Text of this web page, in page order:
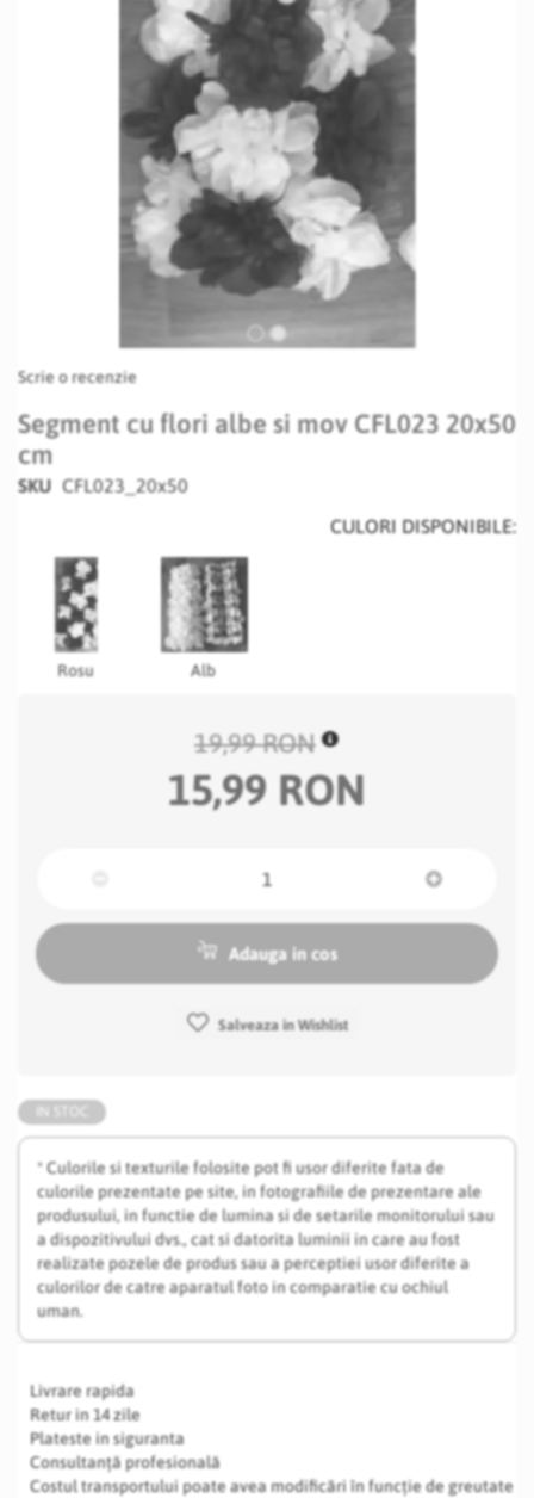
to
beginning
of
the
Scrie o recenzie
Segment cu flori albe si mov CFL023 20x50
cm
SKU CFL023_20x50
* Culorile si texturile folosite pot fi usor diferite fata de
culorile prezentate pe site, in fotografiile de prezentare ale
produsului, in functie de lumina si de setarile monitorului sau
a dispozitivului dvs., cat si datorita luminii in care au fost
realizate pozele de produs sau a perceptiei usor diferite a
culorilor de catre aparatul foto in comparatie cu ochiul
uman.
Livrare rapida
Retur in 14 zile
Plateste in siguranta
Consultanță profesională
Costul transportului poate avea modificări în funcție de greutate
CULORI DISPONIBILE:
Rosu Alb
19,99 RON
15,99 RON
Adauga in cos
Salveaza in Wishlist